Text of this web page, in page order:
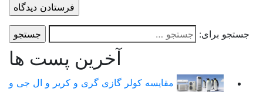
برای:
آخرین پست ها
مقایسه کولر گازی گری و کریر و ال جی و